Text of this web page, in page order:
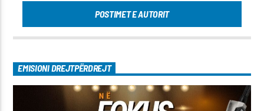
POSTIMET E AUTORIT
EMISIONI DREJTPËRDREJT